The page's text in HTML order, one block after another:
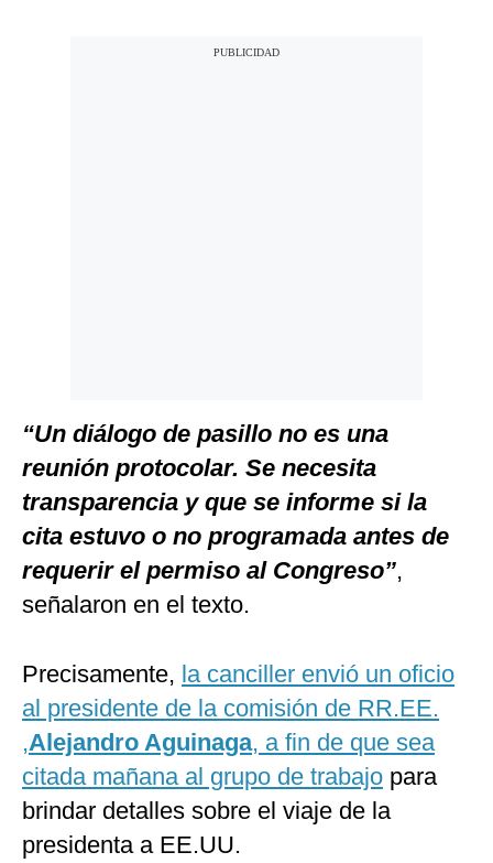
“Un diálogo de pasillo no es una
reunión protocolar. Se necesita
transparencia y que se informe si la
cita estuvo o no programada antes de
requerir el permiso al Congreso”,
señalaron en el texto.
Precisamente, la canciller envió un oficio
al presidente de la comisión de RR.EE.
,Alejandro Aguinaga, a fin de que sea
citada mañana al grupo de trabajo para
brindar detalles sobre el viaje de la
presidenta a EE.UU.